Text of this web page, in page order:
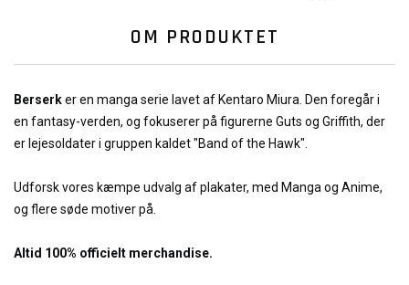
OM PRODUKTET
Berserker en manga serie lavet af Kentaro Miura. Den foregår i
en fantasy-verden, og fokuserer på figurerne Guts og Griffith, der
er lejesoldater i gruppen kaldet "Band of the Hawk".
Udforsk vores kæmpe udvalg af plakater, med Manga og Anime,
og flere søde motiver på.
Altid 100% officielt merchandise.